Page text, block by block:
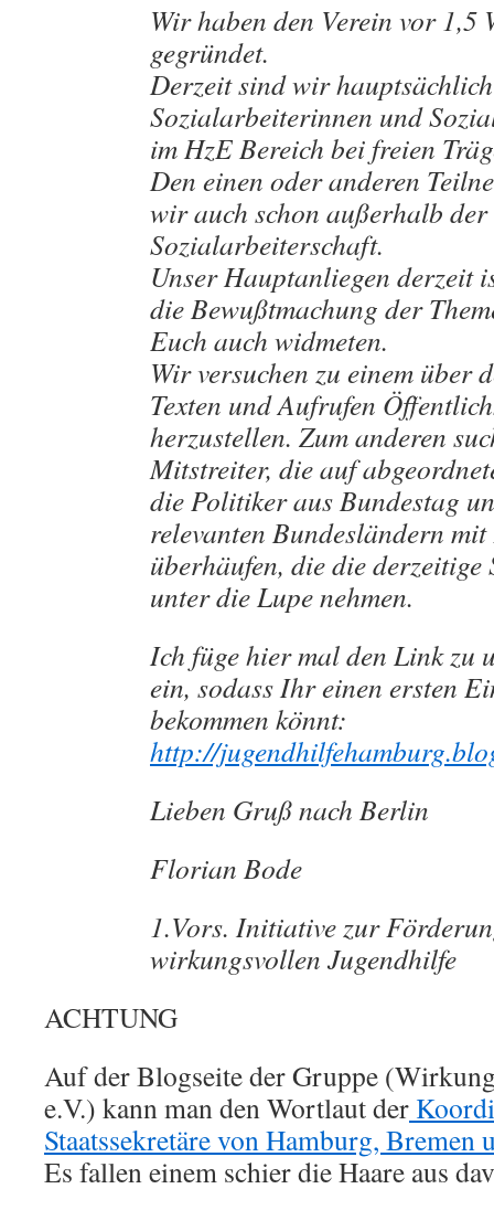
Wir haben den Verein vor 1,5
gegründet.
Derzeit sind wir
Sozialarbeiterinnen und
im HzE Bereich bei freien
Den einen oder anderen
wir auch schon außerhalb der
Sozialarbeiterschaft.
Unser Hauptanliegen derzeit
die Bewußtmachung der
Euch auch widmeten.
Wir versuchen zu einem über
Texten und Aufrufen
herzustellen. Zum anderen
Mitstreiter, die auf
die Politiker aus Bundestag
relevanten Bundesländern
überhäufen, die die
unter die Lupe nehmen.
Ich füge hier mal den Link zu
ein, sodass Ihr einen ersten
bekommen könnt:
http://
Lieben Gruß nach Berlin
Florian Bode
1.Vors. Initiative zur
wirkungsvollen Jugendhilfe
ACHTUNG
Auf der Blogseite der Gruppe
e.V.) kann man den Wortlaut der
Staatssekretäre von Hamburg, Bremen
Es fallen einem schier die Haare aus